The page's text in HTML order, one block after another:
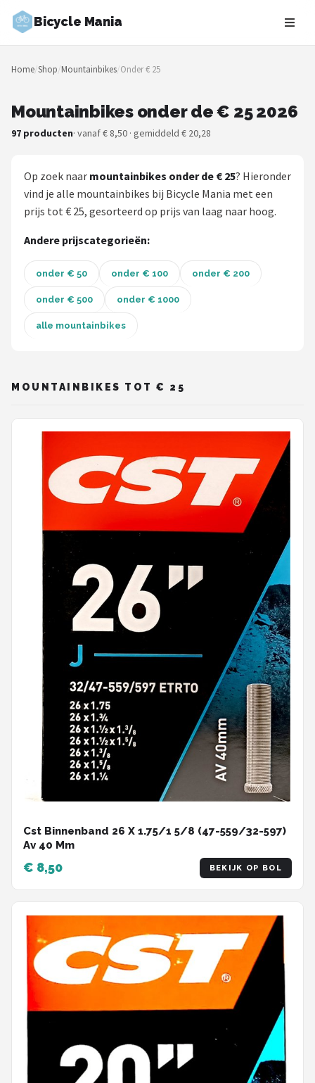
Bicycle Mania
Zoeken
NAVIGATIE
Merken
Blog
Fietsroutes
Kinderfietsen
Stadsfietsen
Elektrische fietsen
Basil
Volare
ABUS
AXA
New Looxs
BBB Cycling
Schwalbe
Voltano
Shimano
Cortina
Alle merken →
Home/Shop/Mountainbikes/Onder € 25
Mountainbikes onder de € 25 2026
97 producten· vanaf € 8,50 · gemiddeld € 20,28
Op zoek naar mountainbikes onder de € 25? Hieronder
vind je alle mountainbikes bij Bicycle Mania met een
prijs tot € 25, gesorteerd op prijs van laag naar hoog.
Andere prijscategorieën:
onder € 50 onder € 100 onder € 200
onder € 500 onder € 1000
alle mountainbikes
MOUNTAINBIKES TOT € 25
Cst Binnenband 26 X 1.75/1 5/8 (47-559/32-597)
Av 40 Mm
€ 8,50 BEKIJK OP BOL